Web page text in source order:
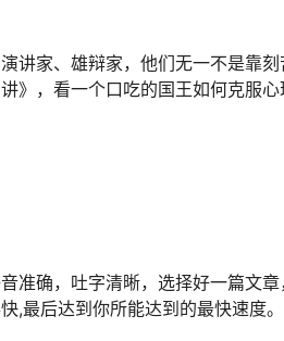
讲家、雄辩家，他们无一不是靠刻
》，看一个口吃的国王如何克服
准确，吐字清晰，选择好一篇文
,最后达到你所能达到的最快速度。